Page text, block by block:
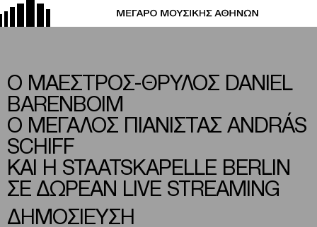
O ΜΑΕΣΤΡΟΣ-ΘΡΥΛΟΣ DANIEL
BARENBOIM
Ο ΜΕΓΑΛΟΣ ΠΙΑΝΙΣΤΑΣ ANDRÁS
SCHIFF
ΚΑΙ Η STAATSKAPELLE BERLIN
ΣΕ ΔΩΡΕΑΝ LIVE STREAMING
ΔΗΜΟΣΙΕΥΣΗ